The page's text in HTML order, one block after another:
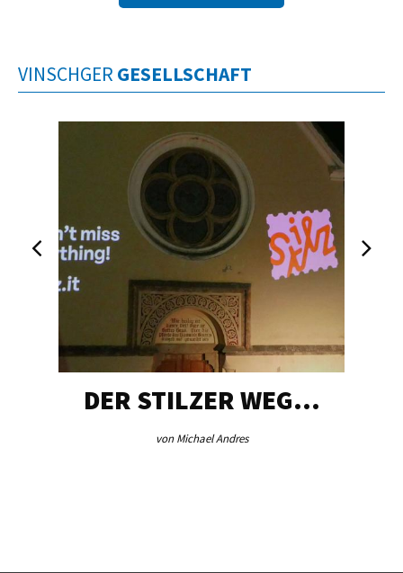
VINSCHGER GESELLSCHAFT
DER STILZER WEG…
von Michael Andres